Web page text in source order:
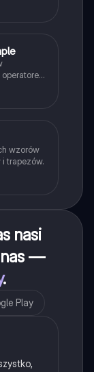
wzorów
trapezów.
nasi
nas —
.
Play